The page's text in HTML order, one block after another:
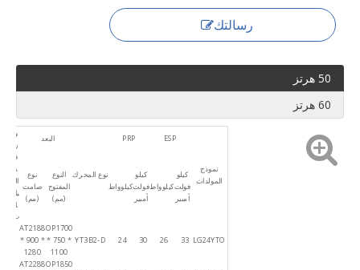
رسالتك
50 هرتز
60 هرتز
نموذج
المولدات
ESP
PRP
نوع المحرك
البعد
و
ر
ق
ة
الب
يان
ا
ت
كيلو
فولت
أمبير
كيلوواط
كيلو
فولت
أمبير
كيلوواط
النوع
المفتوح
(مم)
نوع
صامت
(مم)
LG24YTO
33
26
30
24
YT3B2-D
OP1700
* 750 *
1100
AT2188
* 900 *
1280
OP1850
AT2288